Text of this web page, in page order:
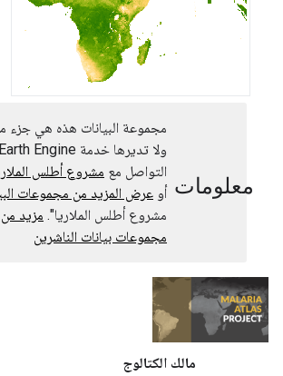
معلومات
مجموعة البيانات هذه هي جزء
التواصل مع مشروع أطلس
أو عرض المزيد من مجموعات
مشروع أطلس الملاريا". مزيد
مجموعات بيانات الناشرين
مالك الكتالوج